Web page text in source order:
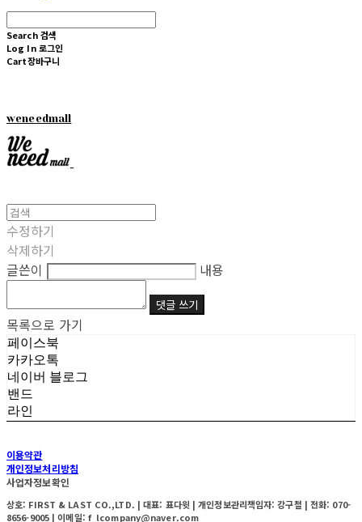
Search 검색
Log In 로그인
Cart장바구니
weneedmall
수정하기
삭제하기
글쓴이
내용
댓글 쓰기
목록으로 가기
페이스북
카카오톡
네이버 블로그
밴드
라인
이용약관
개인정보처리방침
사업자정보확인
상호: FIRST & LAST CO.,LTD. | 대표: 표다윗 | 개인정보관리책임자: 강구철 | 전화: 070-
8656-9005 | 이메일: f_lcompany@naver.com